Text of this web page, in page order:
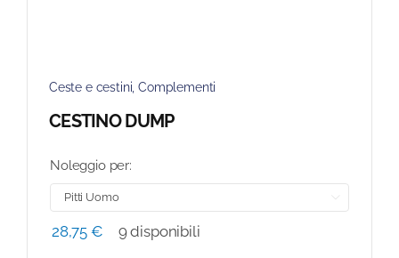
Ceste e cestini ,Complementi
CESTINO DUMP
Noleggio per:
28,75 € 9 disponibili